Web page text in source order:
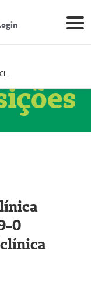
Prestador: Vipmed Clínica Geral Ltda, 51004349-0 (Nome Fantasia: Policlínica Master)
0